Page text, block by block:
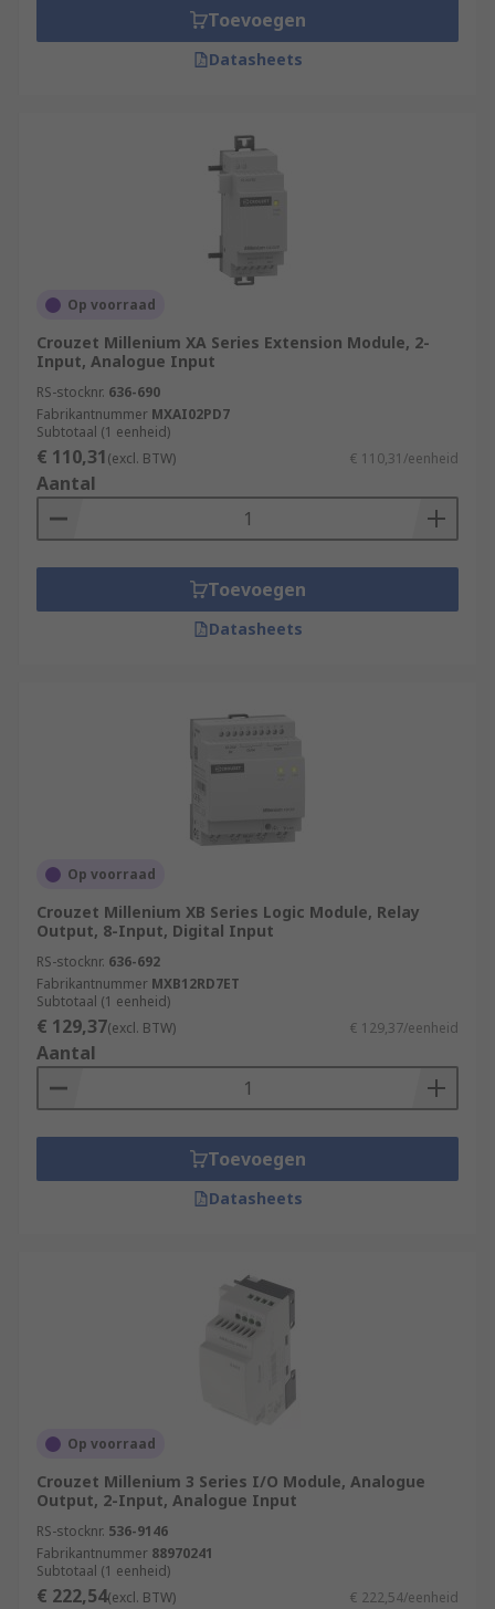
Toevoegen
Datasheets
Op voorraad
Crouzet Millenium XA Series Extension Module, 2-
Input, Analogue Input
RS-stocknr. 636-690
Fabrikantnummer MXAI02PD7
Subtotaal (1 eenheid)
€ 110,31(excl. BTW) € 110,31/eenheid
Aantal
Toevoegen
Datasheets
Op voorraad
Crouzet Millenium XB Series Logic Module, Relay
Output, 8-Input, Digital Input
RS-stocknr. 636-692
Fabrikantnummer MXB12RD7ET
Subtotaal (1 eenheid)
€ 129,37(excl. BTW) € 129,37/eenheid
Aantal
Toevoegen
Datasheets
Op voorraad
Crouzet Millenium 3 Series I/O Module, Analogue
Output, 2-Input, Analogue Input
RS-stocknr. 536-9146
Fabrikantnummer 88970241
Subtotaal (1 eenheid)
€ 222,54(excl. BTW) € 222,54/eenheid